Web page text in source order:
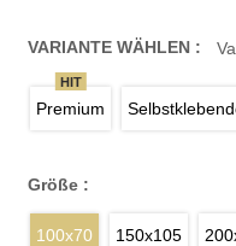
VARIANTE WÄHLEN :
Premium
HIT
Größe :
100x70 150x105